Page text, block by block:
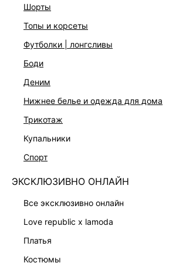
шорты
топы и корсеты
футболки | лонгсливы
боди
деним
нижнее белье и одежда для дома
трикотаж
купальники
спорт
ЭКСКЛЮЗИВНО ОНЛАЙН
все эксклюзивно онлайн
love republic x lamoda
платья
костюмы
Функциональные карманы
Застежка на молнию с пуговицей
На модели размер 44. Крой модели
стандартному размеру
ДОСТАВКА И ВОЗВРАТ
Подробные условия доставки и